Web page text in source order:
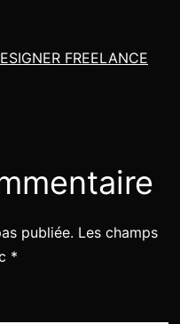
FREELANCE
publiée. Les champs
*